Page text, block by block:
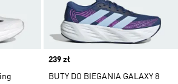
Price
239 zł
BUTY DO BIEGANIA GALAXY 8